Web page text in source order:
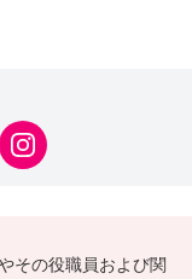
その役職員および関